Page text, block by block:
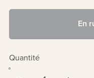
En
Quantité